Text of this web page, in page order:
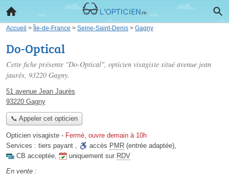
Accueil > Île-de-France > Seine-Saint-Denis > Gagny
Do-Optical
Cette fiche présente "Do-Optical", opticien visagiste situé avenue jean
jaurès, 93220 Gagny.
51 avenue Jean Jaurès
93220 Gagny
📞 Appeler cet opticien
Opticien visagiste - Fermé, ouvre demain à 10h
Services : tiers payant , accès PMR (entrée adaptée),
CB acceptée, uniquement sur RDV
En vente :